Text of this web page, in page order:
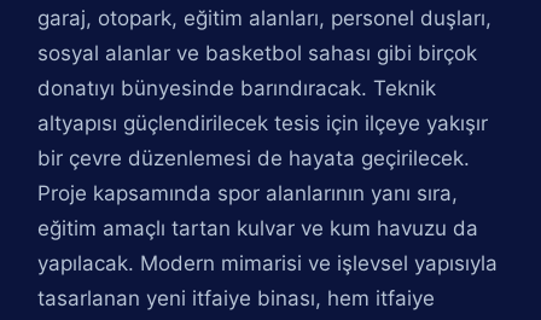
garaj, otopark, eğitim alanları, personel duşları,
sosyal alanlar ve basketbol sahası gibi birçok
donatıyı bünyesinde barındıracak. Teknik
altyapısı güçlendirilecek tesis için ilçeye yakışır
bir çevre düzenlemesi de hayata geçirilecek.
Proje kapsamında spor alanlarının yanı sıra,
eğitim amaçlı tartan kulvar ve kum havuzu da
yapılacak. Modern mimarisi ve işlevsel yapısıyla
tasarlanan yeni itfaiye binası, hem itfaiye